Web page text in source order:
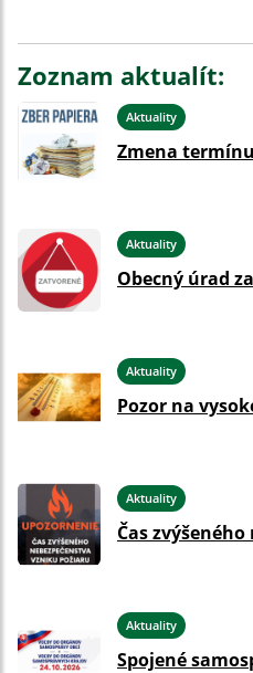
Zoznam aktualít:
Aktuality
Zmena
Aktuality
Obecný úrad
Aktuality
Pozor na
Aktuality
Čas
Aktuality
Spojené